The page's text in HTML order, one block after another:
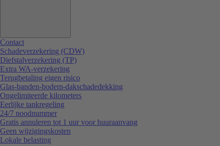
Contact
Schadeverzekering (CDW)
Diefstalverzekering (TP)
Extra WA-verzekering
Terugbetaling eigen risico
Glas-banden-bodem-dakschadedekking
Ongelimiteerde kilometers
Eerlijke tankregeling
24/7 noodnummer
Gratis annuleren tot 1 uur voor huuraanvang
Geen wijzigingskosten
Lokale belasting